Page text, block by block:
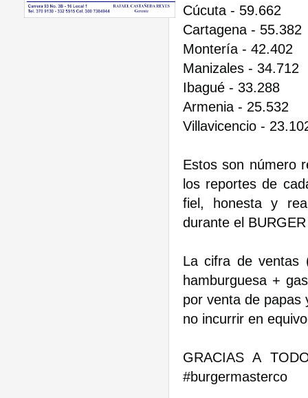
Cúcuta - 59.662
Cartagena - 55.382
Montería - 42.402
Manizales - 34.712
Ibagué - 33.288
Armenia - 25.532
Villavicencio -
Estos son número
los reportes de
fiel, honesta y
durante el
La cifra de ventas
hamburguesa +
por venta de papas
no incurrir en
GRACIAS A
#burgermasterco